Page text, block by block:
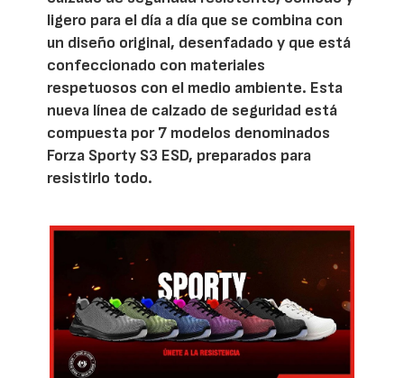
ligero para el día a día que se combina con
un diseño original, desenfadado y que está
confeccionado con materiales
respetuosos con el medio ambiente. Esta
nueva línea de calzado de seguridad está
compuesta por 7 modelos denominados
Forza Sporty S3 ESD, preparados para
resistirlo todo.